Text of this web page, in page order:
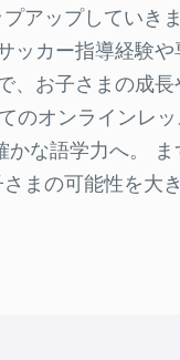
アップしてい
カー指導経験
お子さまの成
のオンラインレ
な語学力へ。
まの可能性を大